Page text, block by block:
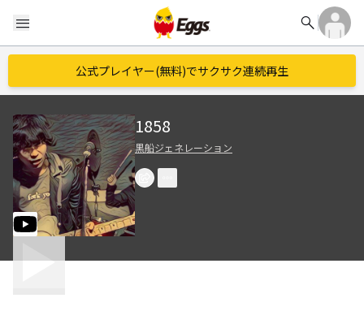
menu search
公式プレイヤー(無料)でサクサク連続再生
1858
黒船ジェネレーション